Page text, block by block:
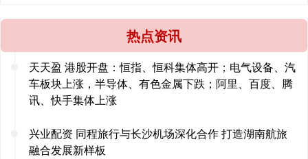
热点资讯
天天盈 港股开盘：恒指、恒科集体高开；电气设备、汽
车板块上涨，半导体、有色金属下跌；阿里、百度、腾
讯、快手集体上涨
兴业配资 同程旅行与长沙机场深化合作 打造湖南航旅
融合发展新样板